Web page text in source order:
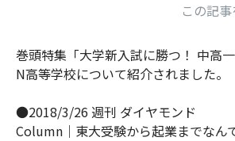
この記
巻頭特集「大学新入試に勝つ！ 中高一
N高等学校について紹介されました。
●2018/3/26 週刊 ダイヤモンド
Column｜東大受験から起業までなん